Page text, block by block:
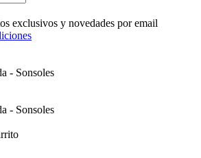
exclusivos y novedades por email